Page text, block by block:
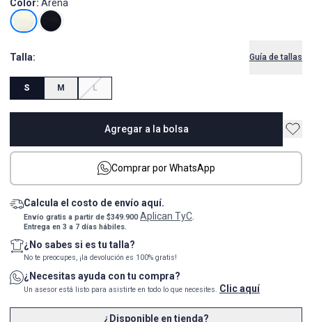
Color: Arena
Talla: Guía de tallas
S M L
Agregar a la bolsa
Comprar por WhatsApp
Calcula el costo de envío aquí.
Envío gratis a partir de $349.900Aplican TyC.
Entrega en 3 a 7 días hábiles.
¿No sabes si es tu talla?
No te preocupes, ¡la devolución es 100% gratis!
¿Necesitas ayuda con tu compra?
Un asesor está listo para asistirte en todo lo que necesites. Clic aquí
¿Disponible en tienda?